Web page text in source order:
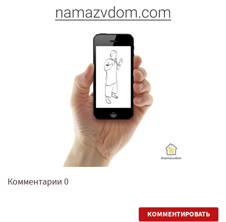
Комментарии 0
КОММЕНТИРОВАТЬ